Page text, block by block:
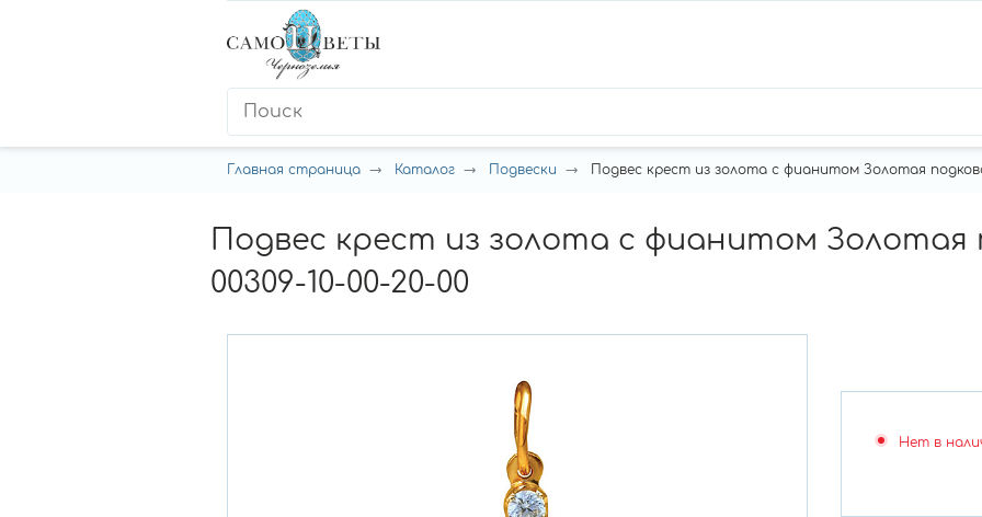
Главная страница Каталог Подвески Подвес крест из золота с фианитом Золотая
Подвес крест из золота с фианитом Золотая
00309-10-00-20-00
Нет в